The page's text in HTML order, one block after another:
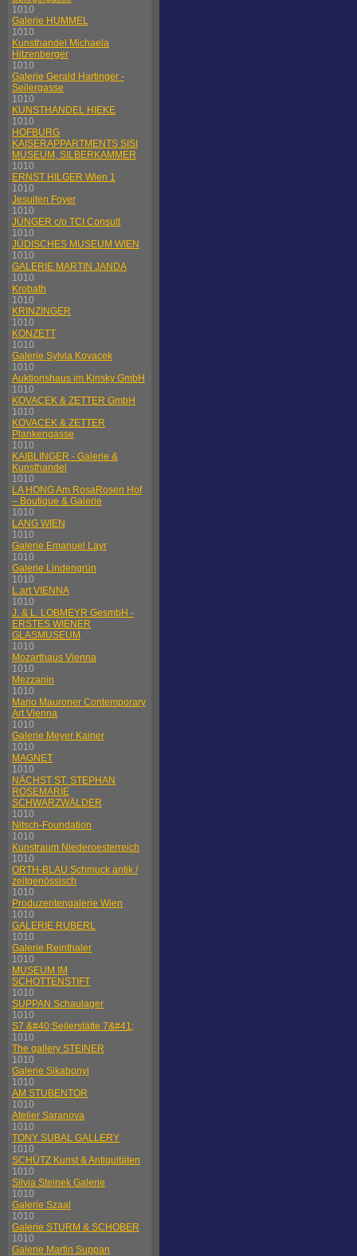
1010
Galerie HUMMEL
1010
Kunsthandel Michaela
Hitzenberger
1010
Galerie Gerald Hartinger -
Seilergasse
1010
KUNSTHANDEL HIEKE
1010
HOFBURG
KAISERAPPARTMENTS SISI
MUSEUM, SILBERKAMMER
1010
ERNST HILGER Wien 1
1010
Jesuiten Foyer
1010
JÜNGER c/o TCI Consult
1010
JÜDISCHES MUSEUM WIEN
1010
GALERIE MARTIN JANDA
1010
Krobath
1010
KRINZINGER
1010
KONZETT
1010
Galerie Sylvia Kovacek
1010
Auktionshaus im Kinsky GmbH
1010
KOVACEK & ZETTER GmbH
1010
KOVACEK & ZETTER
Plankengasse
1010
KAIBLINGER - Galerie &
Kunsthandel
1010
LA HONG Am RosaRosen Hof
– Boutique & Galerie
1010
LANG WIEN
1010
Galerie Emanuel Layr
1010
Galerie Lindengrün
1010
L.art VIENNA
1010
J. & L. LOBMEYR GesmbH -
ERSTES WIENER
GLASMUSEUM
1010
Mozarthaus Vienna
1010
Mezzanin
1010
Mario Mauroner Contemporary
Art Vienna
1010
Galerie Meyer Kainer
1010
MAGNET
1010
NÄCHST ST. STEPHAN
ROSEMARIE
SCHWARZWÄLDER
1010
Nitsch-Foundation
1010
Kunstraum Niederoesterreich
1010
ORTH-BLAU Schmuck antik /
zeitgenössisch
1010
Produzentengalerie Wien
1010
GALERIE RUBERL
1010
Galerie Reinthaler
1010
MUSEUM IM
SCHOTTENSTIFT
1010
SUPPAN Schaulager
1010
S7 &#40;Seilerstätte 7&#41;
1010
The gallery STEINER
1010
Galerie Sikabonyi
1010
AM STUBENTOR
1010
Atelier Saranova
1010
TONY SUBAL GALLERY
1010
SCHÜTZ Kunst & Antiquitäten
1010
Silvia Steinek Galerie
1010
Galerie Szaal
1010
Galerie STURM & SCHOBER
1010
Galerie Martin Suppan